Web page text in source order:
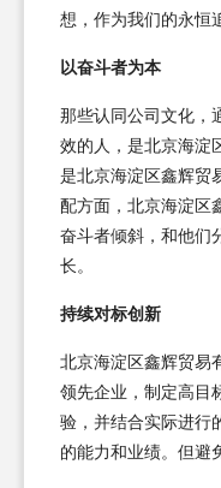
想，作为我们的永恒
以奋斗者为本
那些认同公司文化，
效的人，是北京海淀
是北京海淀区鑫辉贸
配方面，北京海淀区
奋斗者倾斜，和他们
长。
持续对标创新
北京海淀区鑫辉贸易
领先企业，制定高目
验，并结合实际进行
的能力和业绩。但避